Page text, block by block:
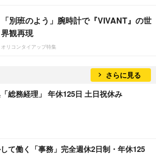
「別班のよう」腕時計で『VIVANT』の世
界観再現
オリコンタイアップ特集
さらに見る
総務経理」 年休125日 土日祝休み
て働く「事務」完全週休2日制・年休125